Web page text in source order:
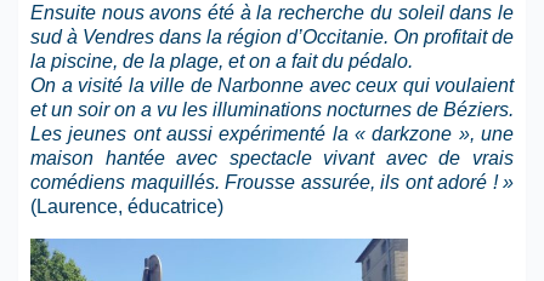
Ensuite nous avons été à la recherche du soleil dans le
sud à Vendres dans la région d’Occitanie. On profitait de
la piscine, de la plage, et on a fait du pédalo.
On a visité la ville de Narbonne avec ceux qui voulaient
et un soir on a vu les illuminations nocturnes de Béziers.
Les jeunes ont aussi expérimenté la « darkzone », une
maison hantée avec spectacle vivant avec de vrais
comédiens maquillés. Frousse assurée, ils ont adoré ! »
(Laurence, éducatrice)